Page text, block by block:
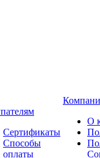
Сертификаты
Способы
оплаты
О